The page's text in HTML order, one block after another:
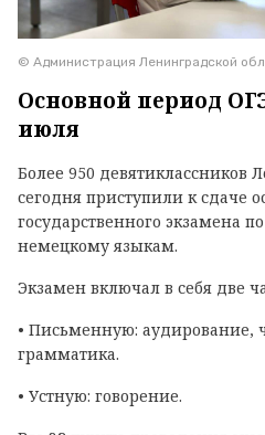
© Администрация Ленинградской
Основной период
июля
Более 950 девятиклассников
сегодня приступили к сдаче
государственного экзамена
немецкому языкам.
Экзамен включал в себя две
• Письменную: аудирование,
грамматика.
• Устную: говорение.